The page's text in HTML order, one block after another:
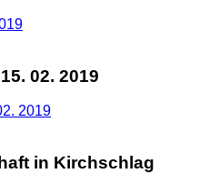
02. 2019
in Kirchschlag